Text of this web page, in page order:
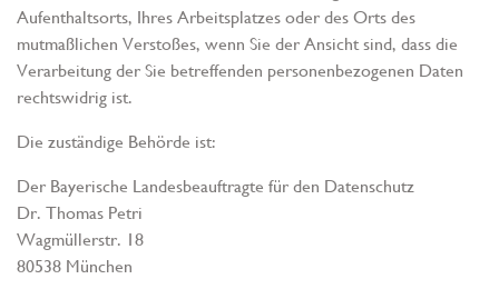
Aufenthaltsorts, Ihres Arbeitsplatzes oder des Orts des
mutmaßlichen Verstoßes, wenn Sie der Ansicht sind, dass die
Verarbeitung der Sie betreffenden personenbezogenen Daten
rechtswidrig ist.
Die zuständige Behörde ist:
Der Bayerische Landesbeauftragte für den Datenschutz
Dr. Thomas Petri
Wagmüllerstr. 18
80538 München